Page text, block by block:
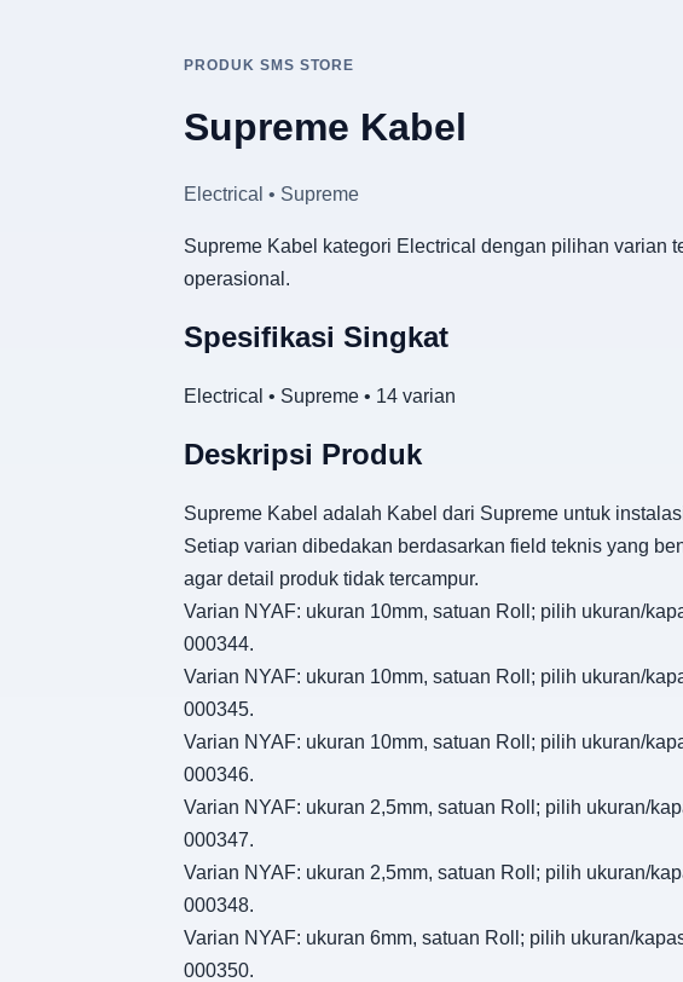
PRODUK SMS STORE
Supreme Kabel
Electrical • Supreme
Supreme Kabel kategori Electrical dengan pilihan varian
operasional.
Spesifikasi Singkat
Electrical • Supreme • 14 varian
Deskripsi Produk
Supreme Kabel adalah Kabel dari Supreme untuk
Setiap varian dibedakan berdasarkan field teknis yang
agar detail produk tidak tercampur.
Varian NYAF: ukuran 10mm, satuan Roll; pilih ukuran/
000344.
Varian NYAF: ukuran 10mm, satuan Roll; pilih ukuran/
000345.
Varian NYAF: ukuran 10mm, satuan Roll; pilih ukuran/
000346.
Varian NYAF: ukuran 2,5mm, satuan Roll; pilih ukuran/
000347.
Varian NYAF: ukuran 2,5mm, satuan Roll; pilih ukuran/
000348.
Varian NYAF: ukuran 6mm, satuan Roll; pilih ukuran/
000350.